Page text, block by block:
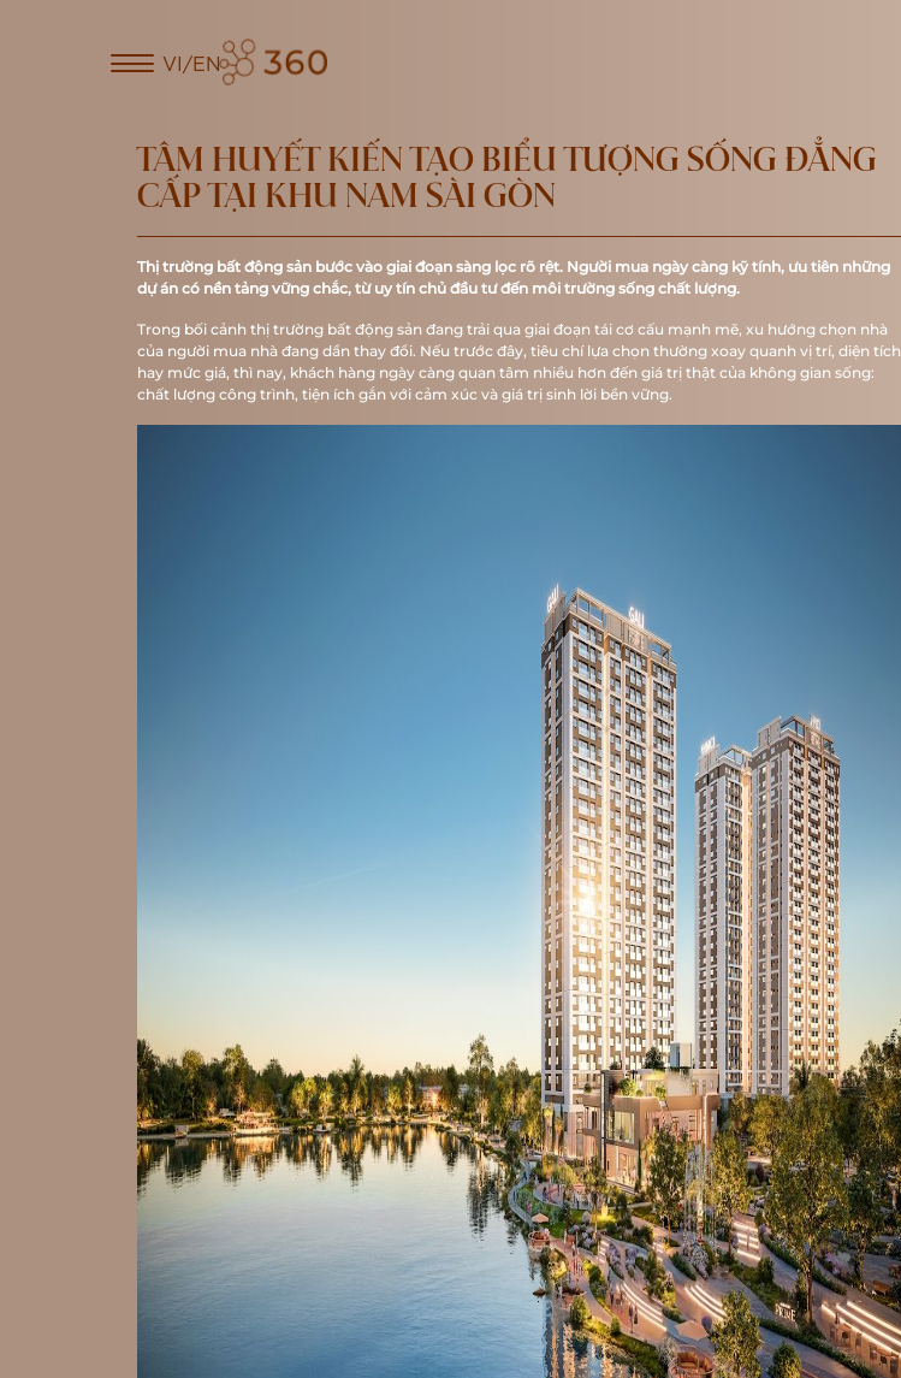
VI/EN
TÂM HUYẾT KIẾN TẠO BIỂU TƯỢNG SỐNG ĐẲNG
CẤP TẠI KHU NAM SÀI GÒN
Thị trường bất động sản bước vào giai đoạn sàng lọc rõ rệt. Người mua ngày càng kỹ tính, ưu tiên những
dự án có nền tảng vững chắc, từ uy tín chủ đầu tư đến môi trường sống chất lượng.
Trong bối cảnh thị trường bất động sản đang trải qua giai đoạn tái cơ cấu mạnh mẽ, xu hướng chọn nhà
của người mua nhà đang dần thay đổi. Nếu trước đây, tiêu chí lựa chọn thường xoay quanh vị trí, diện tích
hay mức giá, thì nay, khách hàng ngày càng quan tâm nhiều hơn đến giá trị thật của không gian sống:
chất lượng công trình, tiện ích gắn với cảm xúc và giá trị sinh lời bền vững.